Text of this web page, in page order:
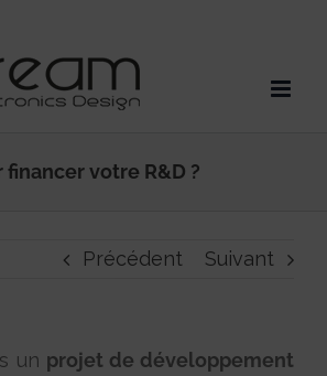
financer votre R&D ?
Précédent Suivant
un projet de développement